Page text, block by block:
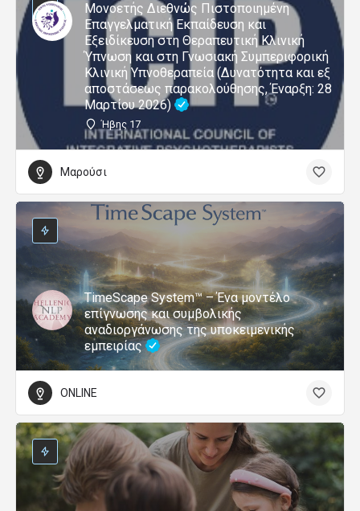
Μονοετής Διεθνώς Πιστοποιημένη
Επαγγελματική Εκπαίδευση και
Εξειδίκευση στη Θεραπευτική Κλινική
Ύπνωση και στη Γνωσιακή Συμπεριφορική
Κλινική Υπνοθεραπεία (Δυνατότητα και εξ
αποστάσεως παρακολούθησης, Έναρξη: 28
Μαρτίου 2026)
Ήβης 17
Μαρούσι
TimeScape System™ – Ένα μοντέλο
επίγνωσης και συμβολικής
αναδιοργάνωσης της υποκειμενικής
εμπειρίας
ONLINE